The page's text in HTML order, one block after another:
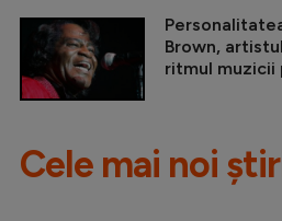
Brown,
ritmul
Cele mai noi